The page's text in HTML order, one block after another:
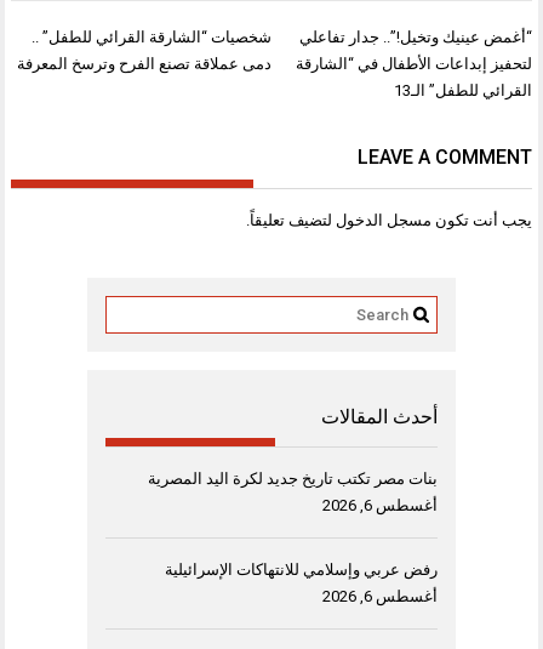
تصفّح
المقالات
شخصيات “الشارقة القرائي للطفل” ..
دمى عملاقة تصنع الفرح وترسخ المعرفة
“أغمض عينيك وتخيل!”.. جدار تفاعلي
لتحفيز إبداعات الأطفال في “الشارقة
القرائي للطفل” الـ13
LEAVE A COMMENT
يجب أنت تكون مسجل الدخول لتضيف تعليقاً.
أحدث المقالات
بنات مصر تكتب تاريخ جديد لكرة اليد المصرية
أغسطس 6, 2026
رفض عربي وإسلامي للانتهاكات الإسرائيلية
أغسطس 6, 2026